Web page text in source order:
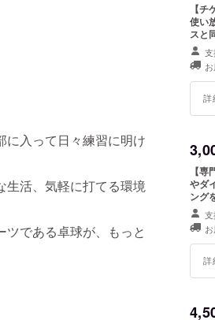
に入って日々練習に明け
生活、気軽に打てる環境
である卓球が、もっと
【チケ
使い
スと
場合は
2025
詳
【専
やダ
ングをパー
まで
詳